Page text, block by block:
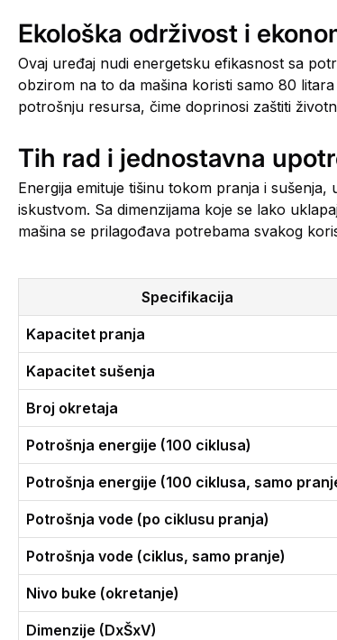
Ekološka održivost i
Ovaj uređaj nudi energetsku efikasnost sa
obzirom na to da mašina koristi samo 80
potrošnju resursa, čime doprinosi zaštiti
Tih rad i jednostavna
Energija emituje tišinu tokom pranja i
iskustvom. Sa dimenzijama koje se lako
mašina se prilagođava potrebama svakog
Specifikacija
Kapacitet pranja
Kapacitet sušenja
Broj okretaja
Potrošnja energije (100 ciklusa)
Potrošnja energije (100 ciklusa, samo
Potrošnja vode (po ciklusu pranja)
Potrošnja vode (ciklus, samo pranje)
Nivo buke (okretanje)
Dimenzije (DxŠxV)